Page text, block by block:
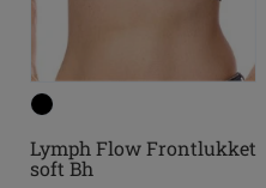
Lymph Flow Frontlukket
soft Bh